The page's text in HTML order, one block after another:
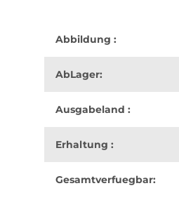
Abbildung :
AbLager:
Ausgabeland :
Erhaltung :
Gesamtverfuegbar: